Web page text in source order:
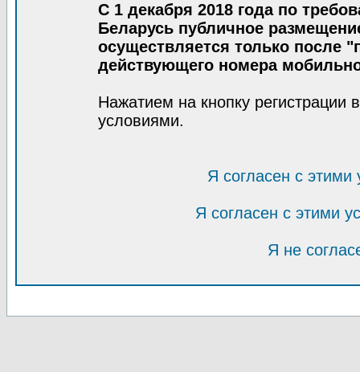
С 1 декабря 2018 года по
Беларусь публичное
осуществляется только после
действующего номера
Нажатием на кнопку регистрации
условиями.
Я согласен с
Я согласен с этими
Я не